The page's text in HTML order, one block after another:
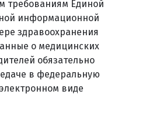
требованиям Единой
информационной
здравоохранения
о медицинских
обязательно
в федеральную
виде